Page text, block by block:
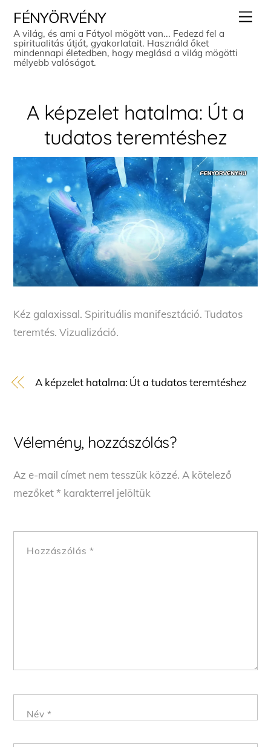
content
FÉNYÖRVÉNY
A világ, és ami a Fátyol mögött van... Fedezd fel a
spiritualitás útját, gyakorlatait. Használd őket
mindennapi életedben, hogy meglásd a világ mögötti
mélyebb valóságot.
A képzelet hatalma: Út a
tudatos teremtéshez
Kéz galaxissal. Spirituális manifesztáció. Tudatos
teremtés. Vizualizáció.
A képzelet hatalma: Út a tudatos teremtéshez
Vélemény, hozzászólás?
Az e-mail címet nem tesszük közzé. A kötelező
mezőket* karakterrel jelöltük
Hozzászólás *
Név *